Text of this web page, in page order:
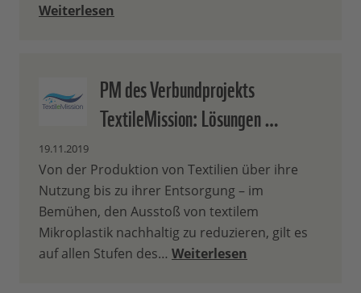
Weiterlesen
PM des Verbundprojekts
TextileMission: Lösungen …
19.11.2019
Von der Produktion von Textilien über ihre
Nutzung bis zu ihrer Entsorgung – im
Bemühen, den Ausstoß von textilem
Mikroplastik nachhaltig zu reduzieren, gilt es
auf allen Stufen des… Weiterlesen